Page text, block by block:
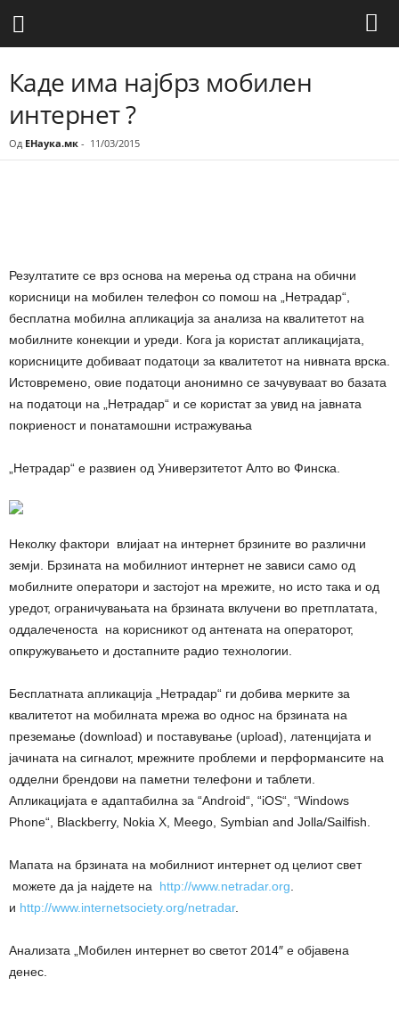
Каде има најбрз мобилен
интернет ?
Од ЕНаука.мк - 11/03/2015
Резултатите се врз основа на мерења од страна на обични
корисници на мобилен телефон со помош на „Нетрадар“,
бесплатна мобилна апликација за анализа на квалитетот на
мобилните конекции и уреди. Кога ја користат апликацијата,
корисниците добиваат податоци за квалитетот на нивната врска.
Истовремено, овие податоци анонимно се зачувуваат во базата
на податоци на „Нетрадар“ и се користат за увид на јавната
покриеност и понатамошни истражувања
„Нетрадар“ е развиен од Универзитетот Алто во Финска.
Неколку фактори влијаат на интернет брзините во различни
земји. Брзината на мобилниот интернет не зависи само од
мобилните оператори и застојот на мрежите, но исто така и од
уредот, ограничувањата на брзината вклучени во претплатата,
оддалеченоста на корисникот од антената на операторот,
опкружувањето и достапните радио технологии.
Бесплатната апликација „Нетрадар“ ги добива мерките за
квалитетот на мобилната мрежа во однос на брзината на
преземање (download) и поставување (upload), латенцијата и
јачината на сигналот, мрежните проблеми и перформансите на
одделни брендови на паметни телефони и таблети.
Апликацијата е адаптабилна за “Android“, “iOS“, “Windows
Phone“, Blackberry, Nokia X, Meego, Symbian and Jolla/Sailfish.
Мапaта на брзината на мобилниот интернет од целиот свет
можете да ја најдете на http://www.netradar.org
и http://www.internetsociety.org/netradar.
Анализата „Мобилен интернет во светот 2014″ е објавена
денес.